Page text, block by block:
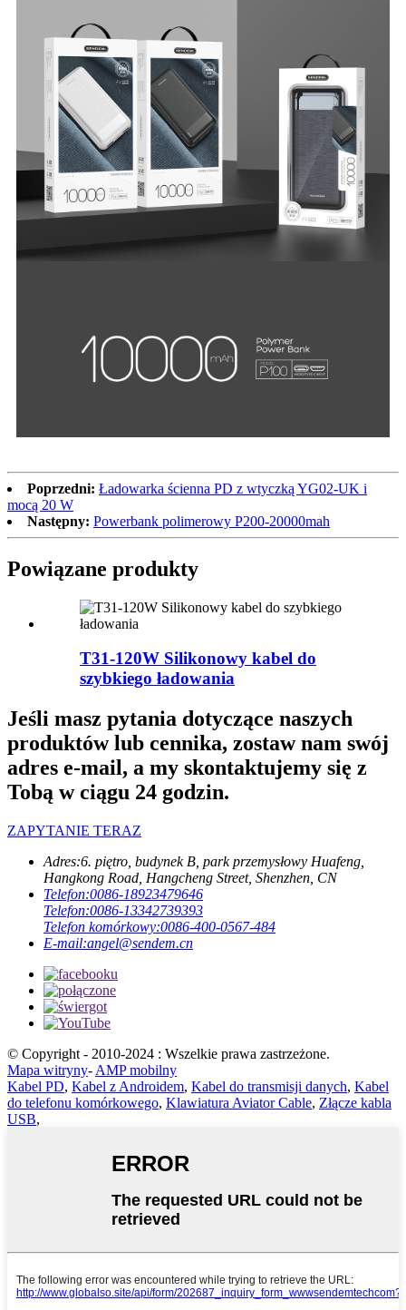
Poprzedni: Ładowarka ścienna PD z wtyczką YG02-UK i
mocą 20 W
Następny: Powerbank polimerowy P200-20000mah
Powiązane produkty
T31-120W Silikonowy kabel do
szybkiego ładowania
Jeśli masz pytania dotyczące naszych
produktów lub cennika, zostaw nam swój
adres e-mail, a my skontaktujemy się z
Tobą w ciągu 24 godzin.
ZAPYTANIE TERAZ
Adres:6. piętro, budynek B, park przemysłowy Huafeng,
Hangkong Road, Hangcheng Street, Shenzhen, CN
Telefon:0086-18923479646
Telefon:0086-13342739393
Telefon komórkowy:0086-400-0567-484
E-mail:angel@sendem.cn
© Copyright - 2010-2024 : Wszelkie prawa zastrzeżone.
Mapa witryny- AMP mobilny
Kabel PD, Kabel z Androidem, Kabel do transmisji danych, Kabel
do telefonu komórkowego, Klawiatura Aviator Cable, Złącze kabla
USB,